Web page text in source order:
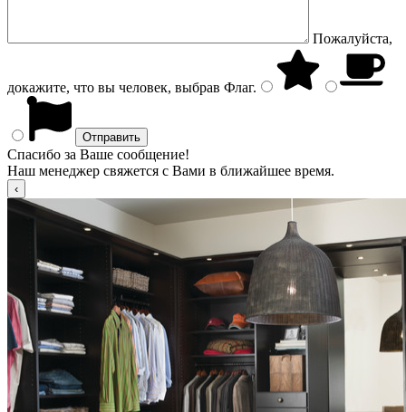
Пожалуйста,
докажите, что вы человек, выбрав Флаг.
Спасибо за Ваше сообщение!
Наш менеджер свяжется с Вами в ближайшее время.